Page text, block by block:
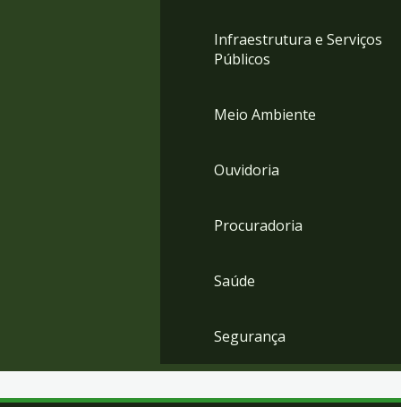
Infraestrutura e Serviços
Públicos
Meio Ambiente
Ouvidoria
Procuradoria
Saúde
Segurança